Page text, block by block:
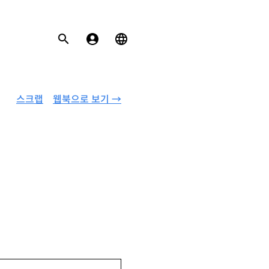
웹북으로 보기 →
스크랩